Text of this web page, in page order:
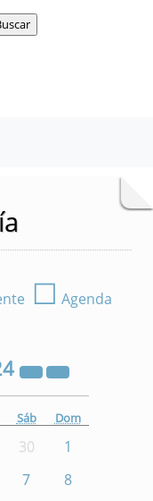
☐ Agenda
Sáb Dom
30
1
7
8